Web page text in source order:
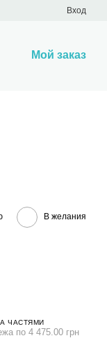
Вход
Мой заказ
В желания
ЧАСТЯМИ
по 4 475.00 грн